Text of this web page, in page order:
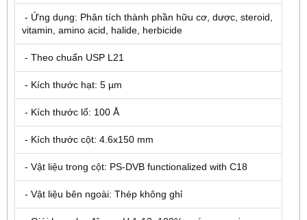
- Ứng dụng: Phân tích thành phần hữu cơ, dược, steroid,
vitamin, amino acid, halide, herbicide
- Theo chuẩn USP L21
- Kích thước hạt: 5 µm
- Kích thước lổ: 100 Å
- Kích thước cột: 4.6x150 mm
- Vật liệu trong cột: PS-DVB functionalized with C18
- Vật liệu bên ngoài: Thép không ghỉ